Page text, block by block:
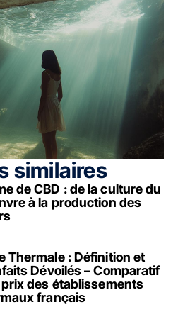
similaires
de CBD : de la culture du
à la production des
Thermale : Définition et
Dévoilés – Comparatif
des établissements
français